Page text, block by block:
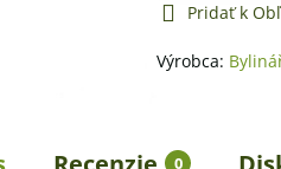
Pridať k
Výrobca:
0